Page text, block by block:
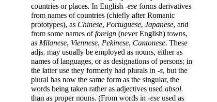
countries or places. In English -ese forms derivatives
from names of countries (chiefly after Romanic
prototypes), as Chinese, Portuguese, Japanese, and
from some names offoreign (never English) towns,
as Milanese, Viennese, Pekinese, Cantonese. These
adjs. may usually be employed as nouns, either as
names of languages, or as designations of persons; in
the latter use they formerly had plurals in -s, but the
plural has now the same form as the singular, the
words being taken rather as adjectives used absol.
than as proper nouns. (From words in -ese used as